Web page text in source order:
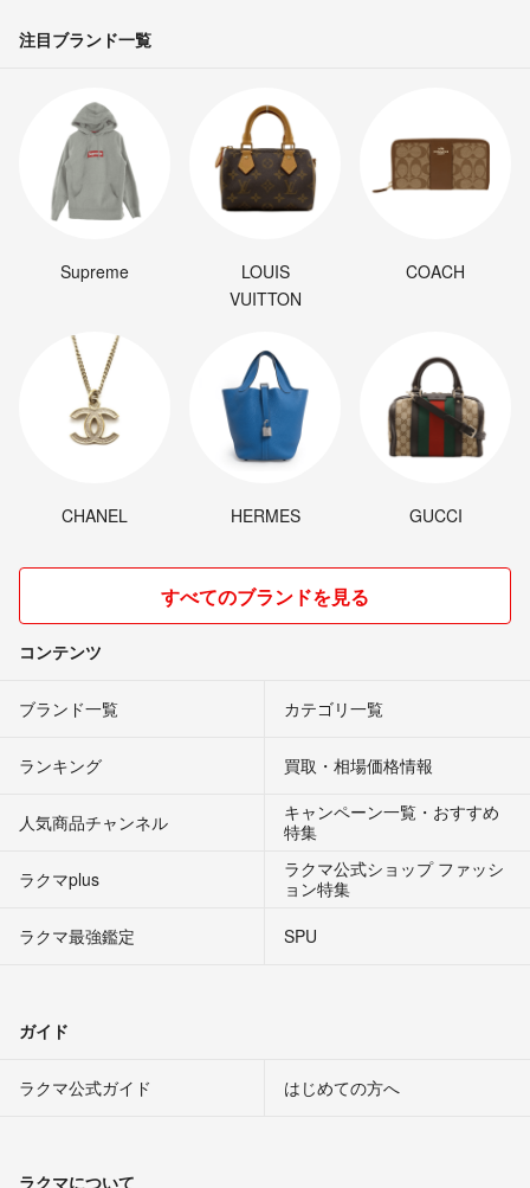
注目ブランド一覧
Supreme
LOUIS
VUITTON
COACH
CHANEL HERMES GUCCI
すべてのブランドを見る
コンテンツ
ブランド一覧 カテゴリ一覧
ランキング 買取・相場価格情報
人気商品チャンネル
キャンペーン一覧・おすすめ
特集
ラクマplus
ラクマ公式ショップ ファッシ
ョン特集
ラクマ最強鑑定
SPU
ガイド
ラクマ公式ガイド はじめての方へ
ラクマについて